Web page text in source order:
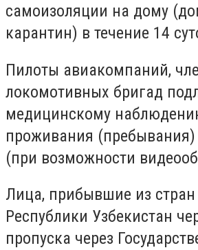
самоизоляции на дому
карантин) в течение 14
Пилоты авиакомпаний,
локомотивных бригад
медицинскому
проживания (пребывания)
(при возможности
Лица, прибывшие из
Республики Узбекистан
пропуска через